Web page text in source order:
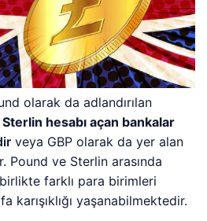
olarak da adlandırılan
Sterlin hesabı açan bankalar
veya GBP olarak da yer alan
Pound ve Sterlin arasında
farklı para birimleri
karışıklığı yaşanabilmektedir.